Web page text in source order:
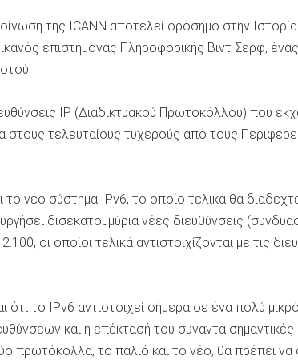
της ICANN αποτελεί ορόσημο στην
επιστήμονας Πληροφορικής Βιντ Σερφ,
IP (Διαδικτυακού Πρωτοκόλλου) που
στους τελευταίους τυχερούς από τους
νέο σύστημα IPv6, το οποίο τελικά θα
δισεκατομμύρια νέες διευθύνσεις
οι οποίοι τελικά αντιστοιχίζονται με τις
ότι τo IPv6 αντιστοιχεί σήμερα σε ένα πολύ
και η επέκτασή του συναντά
πρωτόκολλα, το παλιό και το νέο, θα πρέπει